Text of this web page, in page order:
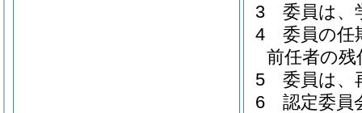
3
委員は、
4
委員の任
前任者の
5
委員は、
6
認定委員